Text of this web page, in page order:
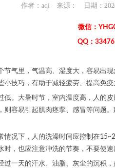
作者：aqi 来源： 日期：
微信：
QQ：
节气里，气温高、湿度大，容易出
技巧，有助于减轻疲劳、提高免疫
低。大暑时节，室内温度高，人的
则容易引起肌肉痉挛、感冒等问题
情况下，人的洗澡时间应控制在
，也应注意冲洗的节奏，不要使
过一天的汗水、油脂、灰尘的沉积